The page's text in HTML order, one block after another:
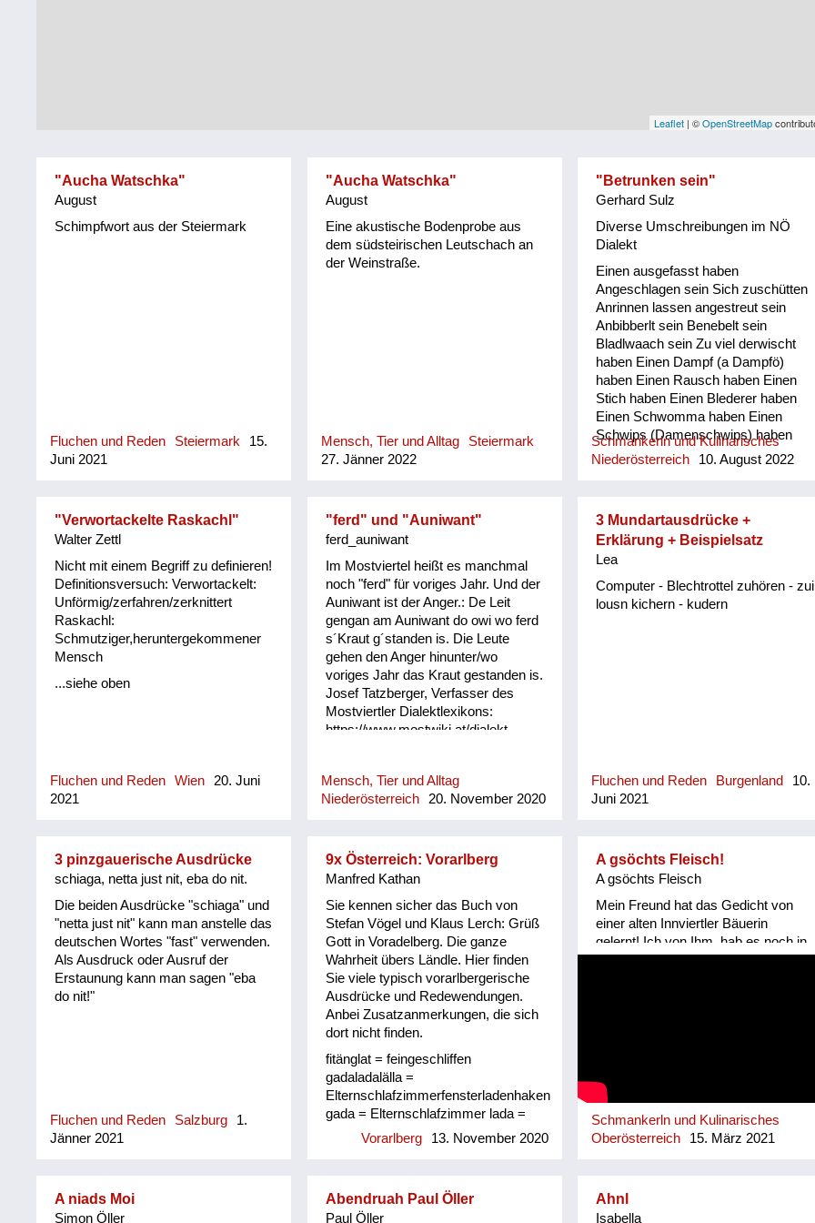
Leaflet | ©OpenStreetMap
"Aucha Watschka"
August
Schimpfwort aus der Steiermark
Fluchen und Reden Steiermark
15.
Juni 2021
"Aucha Watschka"
August
Eine akustische Bodenprobe aus
dem südsteirischen Leutschach an
der Weinstraße.
Mensch, Tier und Alltag
Steiermark
27. Jänner 2022
"Betrunken sein"
Gerhard Sulz
Diverse Umschreibungen im NÖ
Dialekt
Einen ausgefasst haben
Angeschlagen sein Sich zuschütten
Anrinnen lassen angestreut sein
Anbibberlt sein Benebelt sein
Bladlwaach sein Zu viel derwischt
haben Einen Dampf (a Dampfö)
haben Einen Rausch haben Einen
Stich haben Einen Blederer haben
Einen Schwomma haben Einen
Schwips (Damenschwips) haben
Einen in der Krone haben Einen
Tampas haben Einen Surrer haben
sitzen haben Einen picken haben
Einen hocken haben Sich einen
angezüchtet haben Angebledert sein
Eine Fettn, Restfettn haben Fett wie
a Häusltschik Tutti completti sein
angekübelt sein Angestochen sein
versumpft...
Schmankerln und Kulinarisches
Niederösterreich
10. August 2022
"Verwortackelte Raskachl"
Walter Zettl
Nicht mit einem Begriff zu definieren!
Definitionsversuch: Verwortackelt:
Unförmig/zerfahren/zerknittert
Raskachl:
Schmutziger,heruntergekommener
Mensch
...siehe oben
Fluchen und Reden Wien
20. Juni
2021
"ferd" und "Auniwant"
ferd_auniwant
Im Mostviertel heißt es manchmal
noch "ferd" für voriges Jahr. Und der
Auniwant ist der Anger.: De Leit
gengan am Auniwant do owi wo ferd
s´Kraut g´standen is. Die Leute
gehen den Anger hinunter/wo
voriges Jahr das Kraut gestanden is.
Josef Tatzberger, Verfasser des
Mostviertler Dialektlexikons:
https://www.mostwiki.at/dialekt
Mensch, Tier und Alltag
Niederösterreich
20. November 2020
3 Mundartausdrücke +
Erklärung + Beispielsatz
Lea
Computer - Blechtrottel zuhören - zui
lousn kichern - kudern
Fluchen und Reden Burgenland
10.
Juni 2021
3 pinzgauerische Ausdrücke
schiaga, netta just nit, eba do nit.
Die beiden Ausdrücke "schiaga" und
"netta just nit" kann man anstelle das
deutschen Wortes "fast" verwenden.
Als Ausdruck oder Ausruf der
Erstaunung kann man sagen "eba
do nit!"
Fluchen und Reden Salzburg
1.
Jänner 2021
9x Österreich: Vorarlberg
Manfred Kathan
Sie kennen sicher das Buch von
Stefan Vögel und Klaus Lerch: Grüß
Gott in Voradelberg. Die ganze
Wahrheit übers Ländle. Hier finden
Sie viele typisch vorarlbergerische
Ausdrücke und Redewendungen.
Anbei Zusatzanmerkungen, die sich
dort nicht finden.
fitänglat = feingeschliffen
gadaladalälla =
Elternschlafzimmerfensterladenhaken
gada = Elternschlafzimmer lada =
(Fenster)laden lälla = Haken dure =
hinüber gschtocha da bock am
am Sack gestochen", d.h. eine
Vorarlberg 13. November 2020
A gsöchts Fleisch!
A gsöchts Fleisch
Mein Freund hat das Gedicht von
einer alten Innviertler Bäuerin
gelernt! Ich von Ihm, hab es noch in
Schmankerln und Kulinarisches
Oberösterreich
15. März 2021
A niads Moi
Simon Öller
Abendruah Paul Öller
Paul Öller
Ahnl
Isabella